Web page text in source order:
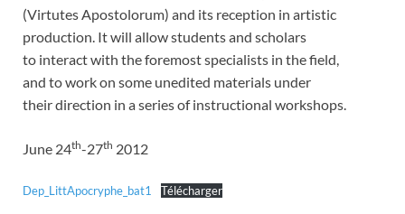
(Virtutes Apostolorum) and its reception in artistic
production. It will allow students and scholars
to interact with the foremost specialists in the field,
and to work on some unedited materials under
their direction in a series of instructional workshops.
June 24th-27th 2012
Dep_LittApocryphe_bat1 Télécharger